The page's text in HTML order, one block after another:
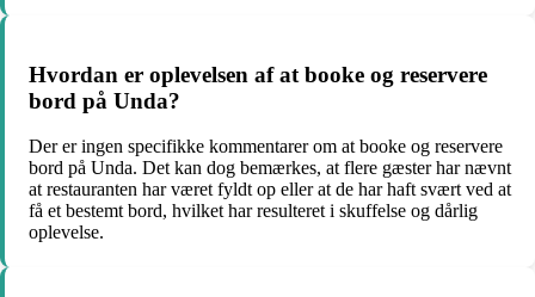
Hvordan er oplevelsen af at booke og reservere
bord på Unda?
Der er ingen specifikke kommentarer om at booke og reservere
bord på Unda. Det kan dog bemærkes, at flere gæster har nævnt
at restauranten har været fyldt op eller at de har haft svært ved at
få et bestemt bord, hvilket har resulteret i skuffelse og dårlig
oplevelse.